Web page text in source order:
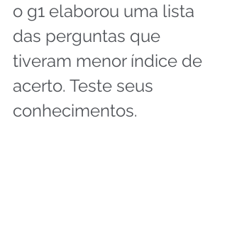
o g1 elaborou uma lista
das perguntas que
tiveram menor índice de
acerto. Teste seus
conhecimentos.